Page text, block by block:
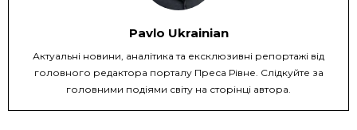
Pavlo Ukrainian
Актуальні новини, аналітика та ексклюзивні репортажі від
головного редактора порталу Преса Рівне. Слідкуйте за
головними подіями світу на сторінці автора.